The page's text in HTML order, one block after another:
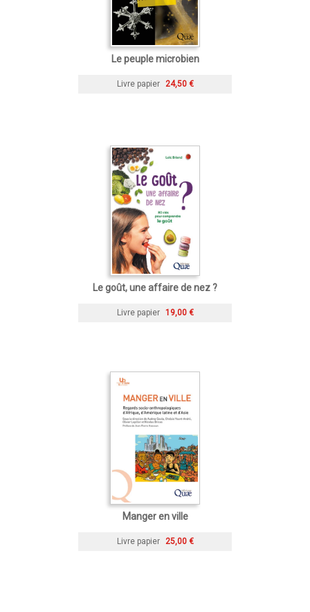
Le peuple microbien
Livre papier 24,50 €
Le goût, une affaire de nez ?
Livre papier 19,00 €
Manger en ville
Livre papier 25,00 €